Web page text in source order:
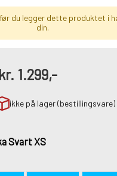
du legger dette produktet i
din.
kr. 1.299,-
ikke på lager (bestillingsvare)
Svart XS